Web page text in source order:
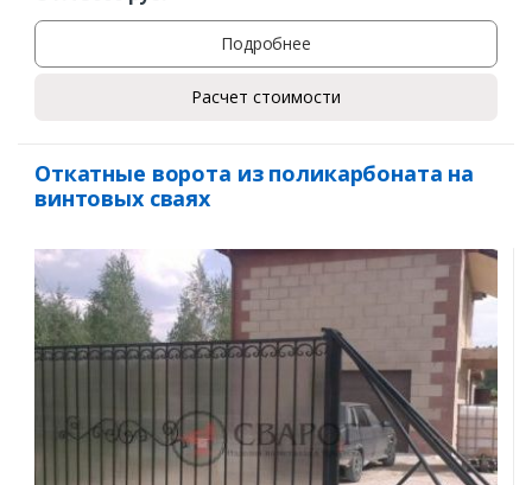
Подробнее
Расчет стоимости
Откатные ворота из поликарбоната на
винтовых сваях